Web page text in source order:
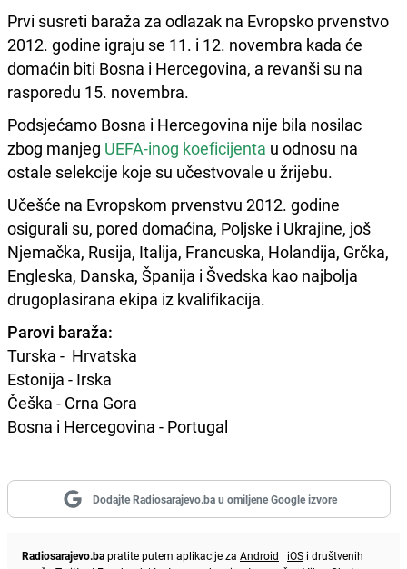
Prvi susreti baraža za odlazak na Evropsko prvenstvo
2012. godine igraju se 11. i 12. novembra kada će
domaćin biti Bosna i Hercegovina, a revanši su na
rasporedu 15. novembra.
Podsjećamo Bosna i Hercegovina nije bila nosilac
zbog manjeg UEFA-inog koeficijenta u odnosu na
ostale selekcije koje su učestvovale u žrijebu.
Učešće na Evropskom prvenstvu 2012. godine
osigurali su, pored domaćina, Poljske i Ukrajine, još
Njemačka, Rusija, Italija, Francuska, Holandija, Grčka,
Engleska, Danska, Španija i Švedska kao najbolja
drugoplasirana ekipa iz kvalifikacija.
Parovi baraža:
Turska - Hrvatska
Estonija - Irska
Češka - Crna Gora
Bosna i Hercegovina - Portugal
Dodajte Radiosarajevo.ba u omiljene Google izvore
Radiosarajevo.bapratite putem aplikacije za Android | iOS i društvenih